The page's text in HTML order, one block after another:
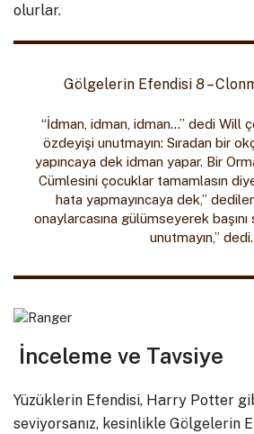
olurlar.
Gölgelerin Efendisi 8 –
“İdman, idman, idman…” dedi Will
özdeyişi unutmayın: Sıradan bir
yapıncaya dek idman yapar. Bir
Cümlesini çocuklar tamamlasın
hata yapmayıncaya dek,”
onaylarcasına gülümseyerek başını
unutmayın,” dedi.
İnceleme ve Tavsiye
Yüzüklerin Efendisi, Harry Potter
seviyorsanız, kesinlikle Gölgelerin